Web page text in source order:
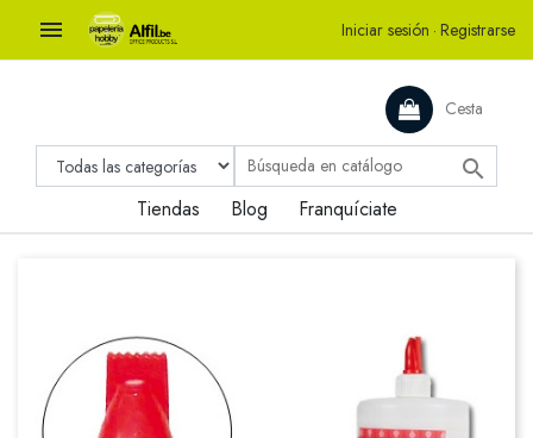
 Iniciar sesión · Registrarse
Cesta

Tiendas Blog Franquíciate